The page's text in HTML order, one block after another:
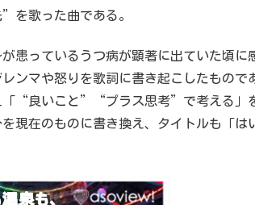
を歌った曲である。
患っているうつ病が顕著に出ていた頃に
ンマや怒りを歌詞に書き起こしたもので
「“良いこと”“プラス思考”で考える」
現在のものに書き換え、タイトルも「は